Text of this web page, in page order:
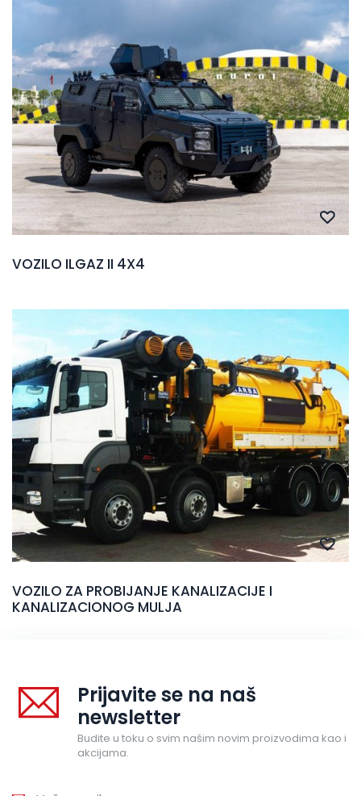
VOZILO ILGAZ II 4X4
VOZILO ZA PROBIJANJE KANALIZACIJE I
KANALIZACIONOG MULJA
Prijavite se na naš
newsletter
Budite u toku o svim našim novim proizvodima kao i
akcijama.